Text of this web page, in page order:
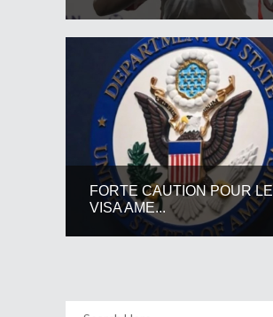
FORTE CAUTION POUR LE
VISA AME...